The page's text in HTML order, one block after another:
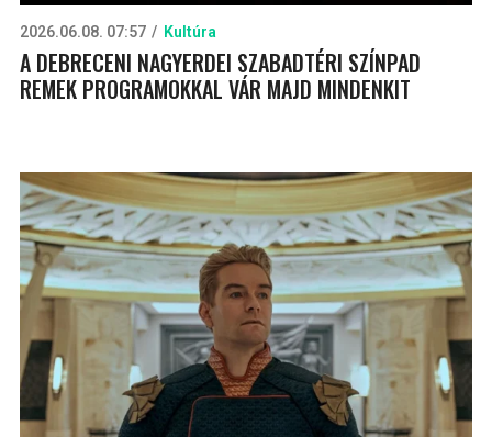
2026.06.08. 07:57 Kultúra
A DEBRECENI NAGYERDEI SZABADTÉRI SZÍNPAD
REMEK PROGRAMOKKAL VÁR MAJD MINDENKIT